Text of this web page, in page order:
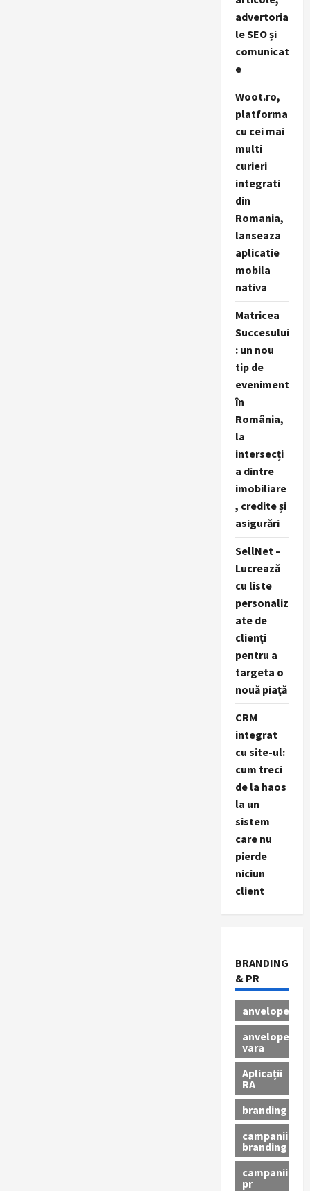
advertoria
le SEO și
comunicat
e
Woot.ro,
platforma
cu cei mai
multi
curieri
integrati
din
Romania,
lanseaza
aplicatie
mobila
nativa
Matricea
Succesului
: un nou
tip de
eveniment
în
România,
la
intersecți
a dintre
imobiliare
, credite și
asigurări
SellNet –
Lucrează
cu liste
personaliz
ate de
clienți
pentru a
targeta o
nouă piață
CRM
integrat
cu site-ul:
cum treci
de la haos
la un
sistem
care nu
pierde
niciun
client
BRANDING
& PR
anvelope
anvelope
vara
Aplicații
RA
branding
campanii
branding
campanii
pr